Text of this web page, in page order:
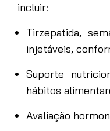
incluir:
Tirzepatida,
injetáveis,
Suporte
hábitos
Avaliação